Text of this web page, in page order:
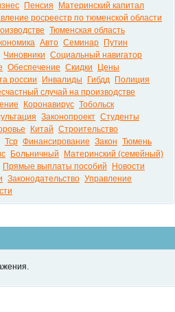
Пенсия
Материнский капитал
росреестр по тюменской области
Тюменская область
Авто Семинар
Путин
Чиновники Социальный навигатор
Обеспечение Скидки
Цены
россии Инвалиды Гибдд
Полиция
случай на производстве
Коронавирус Тобольск
Законопроект Студенты
Китай Строительство
Тср Финансирование Закон Тюмень
Больничный
Материнский (семейный)
Прямые выплаты пособий
Новости
Законодательство Управление